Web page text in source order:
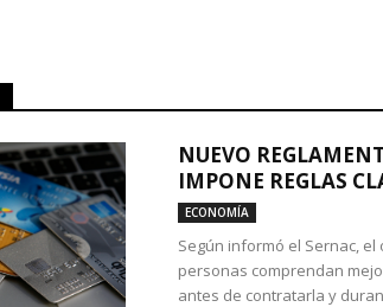
NUEVO
IMPONE REGLAS
ECONOMÍA
Según informó el Sernac,
personas comprendan
antes de contratarla y